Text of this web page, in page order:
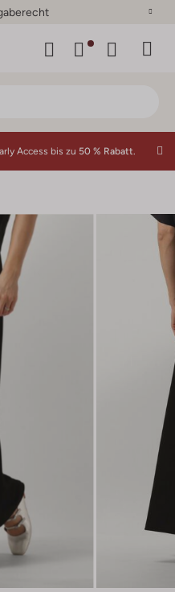
Access bis zu 50 % Rabatt.